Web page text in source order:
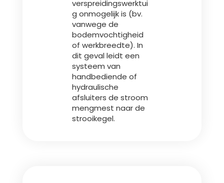
verspreidingswerktui
g onmogelijk is (bv.
vanwege de
bodemvochtigheid
of werkbreedte). In
dit geval leidt een
systeem van
handbediende of
hydraulische
afsluiters de stroom
mengmest naar de
strooikegel.